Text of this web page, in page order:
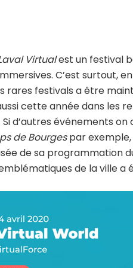
Virtualest un festival
C’est surtout,
rares festivals a être
cette année dans les
d’autres événements
de Bourgespar exemple,
de sa programmation
de la ville a